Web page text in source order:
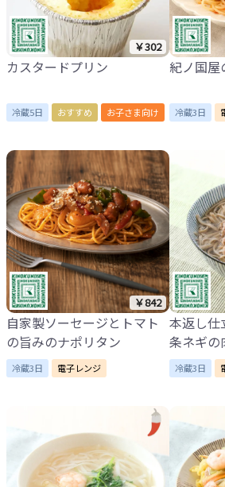
￥302
カスタードプリン
冷蔵5日 おすすめ お子さま向け
紀ノ国屋
冷蔵3日
￥842
自家製ソーセージとトマト
の旨みのナポリタン
冷蔵3日 電子レンジ
本返し仕
条ネギの
冷蔵3日